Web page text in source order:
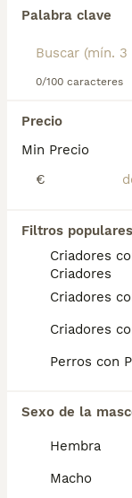
Palabra clave
0/100 caracteres
Precio
Min Precio
€
Filtros populares
Criadores
Criadores
Criadores
Criadores
Perros con
Sexo de la
Hembra
Macho
Lee nuestra
en
de
en España
criador y la